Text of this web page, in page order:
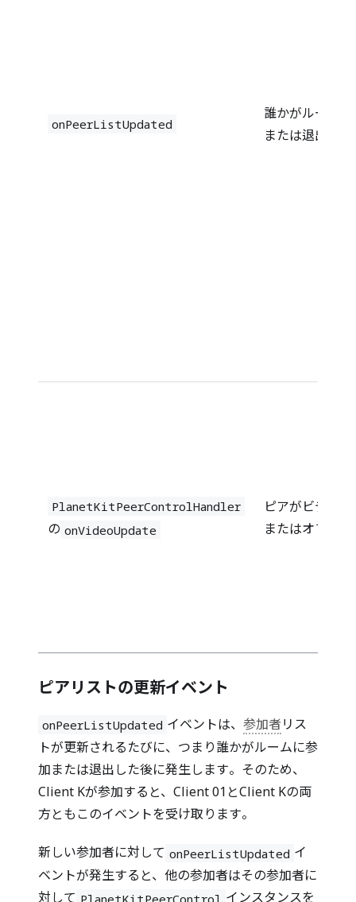
onPeerListUpdated
誰かがルーム
または退出し
PlanetKitPeerControlHandler
の onVideoUpdate
ピアがビデオ
またはオフに
ピアリストの更新イベント
onPeerListUpdated イベントは、 参加者リス
トが更新されるたびに、つまり誰かがルームに参
加または退出した後に発生します。そのため、
Client Kが参加すると、Client 01とClient Kの両
方ともこのイベントを受け取ります。
新しい参加者に対して onPeerListUpdated イ
ベントが発生すると、他の参加者はその参加者に
対して PlanetKitPeerControl インスタンスを